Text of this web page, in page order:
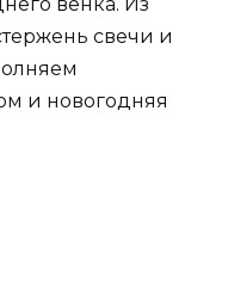
свечи и
и новогодняя